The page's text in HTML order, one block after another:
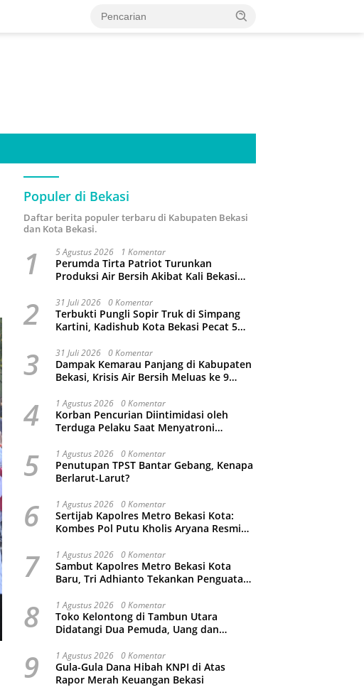
Populer di Bekasi
Daftar berita populer terbaru di Kabupaten Bekasi
dan Kota Bekasi.
1 5 Agustus 2026 1 Komentar
Perumda Tirta Patriot Turunkan
Produksi Air Bersih Akibat Kali Bekasi
2 31 Juli 2026 0 Komentar
Terbukti Pungli Sopir Truk di Simpang
Kartini, Kadishub Kota Bekasi Pecat 5
3 31 Juli 2026 0 Komentar
Dampak Kemarau Panjang di Kabupaten
Bekasi, Krisis Air Bersih Meluas ke 9
4 1 Agustus 2026 0 Komentar
Korban Pencurian Diintimidasi oleh
Terduga Pelaku Saat Menyatroni
Malah Ikut-Ikutan!
5 1 Agustus 2026 0 Komentar
Penutupan TPST Bantar Gebang, Kenapa
Berlarut-Larut?
6 1 Agustus 2026 0 Komentar
Sertijab Kapolres Metro Bekasi Kota:
Kombes Pol Putu Kholis Aryana Resmi
Bintoro
7 1 Agustus 2026 0 Komentar
Sambut Kapolres Metro Bekasi Kota
Baru, Tri Adhianto Tekankan Penguatan
8 1 Agustus 2026 0 Komentar
Toko Kelontong di Tambun Utara
Didatangi Dua Pemuda, Uang dan
9 1 Agustus 2026 0 Komentar
Gula-Gula Dana Hibah KNPI di Atas
Rapor Merah Keuangan Bekasi